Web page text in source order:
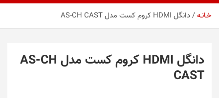
خـانـه دانگل HDMI کروم کست مدل AS-CH CAST
دانگل HDMI کروم کست مدل AS-CH
CAST